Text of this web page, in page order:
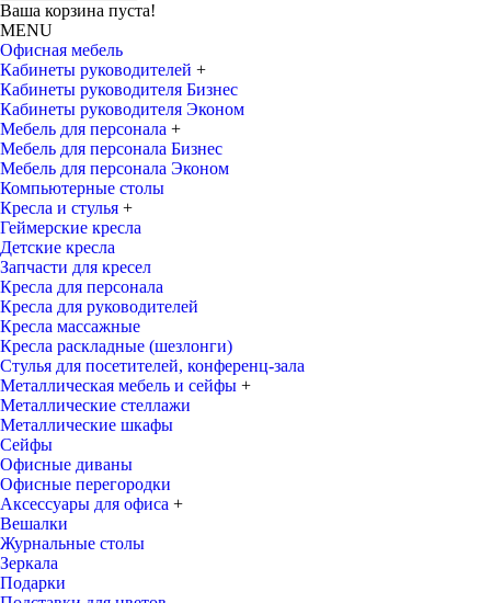
Ваша корзина пуста!
MENU
Офисная мебель
Кабинеты руководителей +
Кабинеты руководителя Бизнес
Кабинеты руководителя Эконом
Мебель для персонала +
Мебель для персонала Бизнес
Мебель для персонала Эконом
Компьютерные столы
Кресла и стулья +
Геймерские кресла
Детские кресла
Запчасти для кресел
Кресла для персонала
Кресла для руководителей
Кресла массажные
Кресла раскладные (шезлонги)
Стулья для посетителей, конференц-зала
Металлическая мебель и сейфы +
Металлические стеллажи
Металлические шкафы
Сейфы
Офисные диваны
Офисные перегородки
Аксессуары для офиса +
Вешалки
Журнальные столы
Зеркала
Подарки